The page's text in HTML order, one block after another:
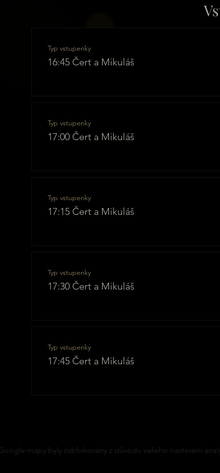
Typ vstupenky
16:45 Čert a Mikuláš
Typ vstupenky
17:00 Čert a Mikuláš
Typ vstupenky
17:15 Čert a Mikuláš
Typ vstupenky
17:30 Čert a Mikuláš
Typ vstupenky
17:45 Čert a Mikuláš
mapy byly zablokovány z důvodu vašeho nastavení